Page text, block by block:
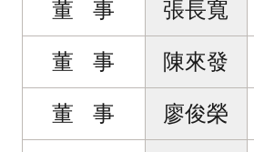
董 事 張長寬
董 事 陳來發
董 事 廖俊榮